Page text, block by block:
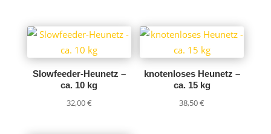
Slowfeeder-Heunetz –
ca. 10 kg
32,00€
knotenloses Heunetz –
ca. 15 kg
38,50€